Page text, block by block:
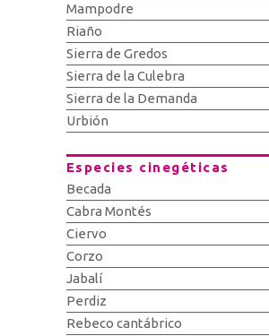
Mampodre
Riaño
Sierra de Gredos
Sierra de la Culebra
Sierra de la Demanda
Urbión
Especies cinegéticas
Becada
Cabra Montés
Ciervo
Corzo
Jabalí
Perdiz
Rebeco cantábrico